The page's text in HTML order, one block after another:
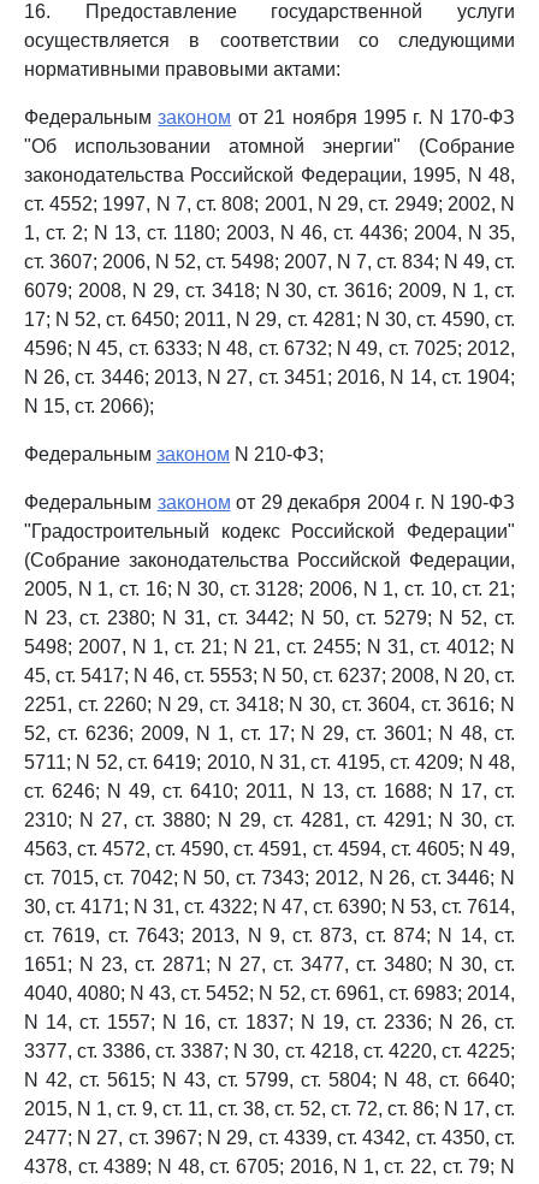
16. Предоставление государственной услуги
осуществляется в соответствии со следующими
нормативными правовыми актами:
Федеральнымзаконом от 21 ноября 1995 г. N 170-ФЗ
"Об использовании атомной энергии" (Собрание
законодательства Российской Федерации, 1995, N 48,
ст. 4552; 1997, N 7, ст. 808; 2001, N 29, ст. 2949; 2002, N
1, ст. 2; N 13, ст. 1180; 2003, N 46, ст. 4436; 2004, N 35,
ст. 3607; 2006, N 52, ст. 5498; 2007, N 7, ст. 834; N 49, ст.
6079; 2008, N 29, ст. 3418; N 30, ст. 3616; 2009, N 1, ст.
17; N 52, ст. 6450; 2011, N 29, ст. 4281; N 30, ст. 4590, ст.
4596; N 45, ст. 6333; N 48, ст. 6732; N 49, ст. 7025; 2012,
N 26, ст. 3446; 2013, N 27, ст. 3451; 2016, N 14, ст. 1904;
N 15, ст. 2066);
Федеральным законом N 210-ФЗ;
Федеральным законом от 29 декабря 2004 г. N 190-ФЗ
"Градостроительный кодекс Российской Федерации"
(Собрание законодательства Российской Федерации,
2005, N 1, ст. 16; N 30, ст. 3128; 2006, N 1, ст. 10, ст. 21;
N 23, ст. 2380; N 31, ст. 3442; N 50, ст. 5279; N 52, ст.
5498; 2007, N 1, ст. 21; N 21, ст. 2455; N 31, ст. 4012; N
45, ст. 5417; N 46, ст. 5553; N 50, ст. 6237; 2008, N 20, ст.
2251, ст. 2260; N 29, ст. 3418; N 30, ст. 3604, ст. 3616; N
52, ст. 6236; 2009, N 1, ст. 17; N 29, ст. 3601; N 48, ст.
5711; N 52, ст. 6419; 2010, N 31, ст. 4195, ст. 4209; N 48,
ст. 6246; N 49, ст. 6410; 2011, N 13, ст. 1688; N 17, ст.
2310; N 27, ст. 3880; N 29, ст. 4281, ст. 4291; N 30, ст.
4563, ст. 4572, ст. 4590, ст. 4591, ст. 4594, ст. 4605; N 49,
ст. 7015, ст. 7042; N 50, ст. 7343; 2012, N 26, ст. 3446; N
30, ст. 4171; N 31, ст. 4322; N 47, ст. 6390; N 53, ст. 7614,
ст. 7619, ст. 7643; 2013, N 9, ст. 873, ст. 874; N 14, ст.
1651; N 23, ст. 2871; N 27, ст. 3477, ст. 3480; N 30, ст.
4040, 4080; N 43, ст. 5452; N 52, ст. 6961, ст. 6983; 2014,
N 14, ст. 1557; N 16, ст. 1837; N 19, ст. 2336; N 26, ст.
3377, ст. 3386, ст. 3387; N 30, ст. 4218, ст. 4220, ст. 4225;
N 42, ст. 5615; N 43, ст. 5799, ст. 5804; N 48, ст. 6640;
2015, N 1, ст. 9, ст. 11, ст. 38, ст. 52, ст. 72, ст. 86; N 17, ст.
2477; N 27, ст. 3967; N 29, ст. 4339, ст. 4342, ст. 4350, ст.
4378, ст. 4389; N 48, ст. 6705; 2016, N 1, ст. 22, ст. 79; N